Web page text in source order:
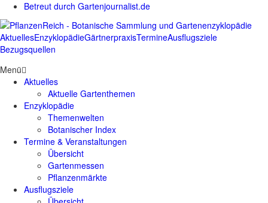
Betreut durch Gartenjournalist.de
AktuellesEnzyklopädieGärtnerpraxisTermineAusflugsziele
Bezugsquellen
Menü
Aktuelles
Aktuelle Gartenthemen
Enzyklopädie
Themenwelten
Botanischer Index
Termine & Veranstaltungen
Übersicht
Gartenmessen
Pflanzenmärkte
Ausflugsziele